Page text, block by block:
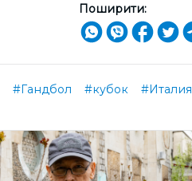
Поширити:
#Гандбол #кубок #Италия